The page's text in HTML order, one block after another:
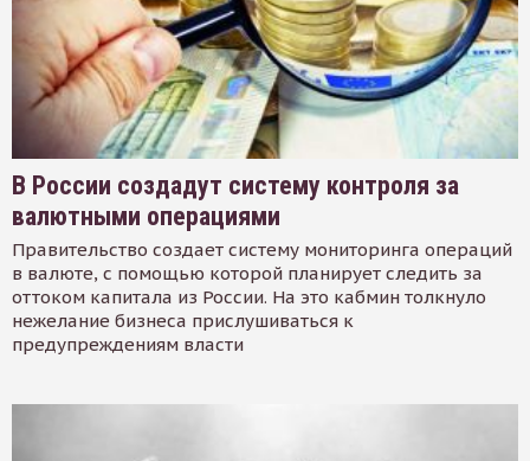
В России создадут систему контроля за
валютными операциями
Правительство создает систему мониторинга операций
в валюте, с помощью которой планирует следить за
оттоком капитала из России. На это кабмин толкнуло
нежелание бизнеса прислушиваться к
предупреждениям власти